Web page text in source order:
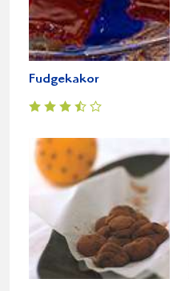
Fudgekakor